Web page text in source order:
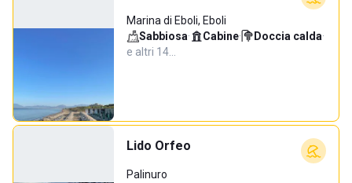
Marina di Eboli, Eboli
Sabbiosa· Cabine· Doccia calda·
e altri 14…
Lido Orfeo
Palinuro